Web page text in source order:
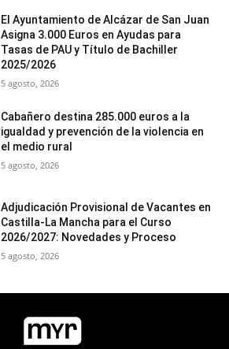
El Ayuntamiento de Alcázar de San Juan
Asigna 3.000 Euros en Ayudas para
Tasas de PAU y Título de Bachiller
2025/2026
5 agosto, 2026
Cabañero destina 285.000 euros a la
igualdad y prevención de la violencia en
el medio rural
5 agosto, 2026
Adjudicación Provisional de Vacantes en
Castilla-La Mancha para el Curso
2026/2027: Novedades y Proceso
5 agosto, 2026